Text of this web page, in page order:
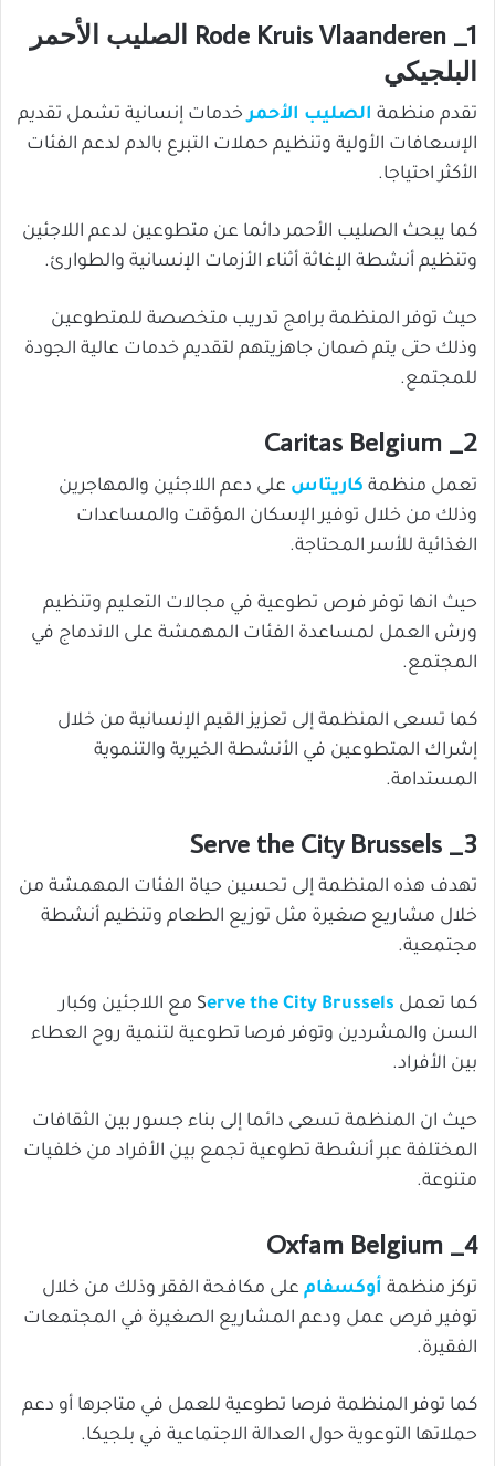
1_ Rode Kruis Vlaanderen الصليب الأحمر
البلجيكي
تقدم منظمة الصليب الأحمرخدمات إنسانية تشمل تقديم
الإسعافات الأولية وتنظيم حملات التبرع بالدم لدعم الفئات
الأكثر احتياجا.
كما يبحث الصليب الأحمر دائما عن متطوعين لدعم اللاجئين
وتنظيم أنشطة الإغاثة أثناء الأزمات الإنسانية والطوارئ.
حيث توفر المنظمة برامج تدريب متخصصة للمتطوعين
وذلك حتى يتم ضمان جاهزيتهم لتقديم خدمات عالية الجودة
للمجتمع.
2_ Caritas Belgium
تعمل منظمة كاريتاس على دعم اللاجئين والمهاجرين
وذلك من خلال توفير الإسكان المؤقت والمساعدات
الغذائية للأسر المحتاجة.
حيث انها توفر فرص تطوعية في مجالات التعليم وتنظيم
ورش العمل لمساعدة الفئات المهمشة على الاندماج في
المجتمع.
كما تسعى المنظمة إلى تعزيز القيم الإنسانية من خلال
إشراك المتطوعين في الأنشطة الخيرية والتنموية
المستدامة.
3_ Serve the City Brussels
تهدف هذه المنظمة إلى تحسين حياة الفئات المهمشة من
خلال مشاريع صغيرة مثل توزيع الطعام وتنظيم أنشطة
مجتمعية.
كما تعمل S erve the City Brussels
مع اللاجئين وكبار
السن والمشردين وتوفر فرصا تطوعية لتنمية روح العطاء
بين الأفراد.
حيث ان المنظمة تسعى دائما إلى بناء جسور بين الثقافات
المختلفة عبر أنشطة تطوعية تجمع بين الأفراد من خلفيات
متنوعة.
4_ Oxfam Belgium
تركز منظمة أوكسفام على مكافحة الفقر وذلك من خلال
توفير فرص عمل ودعم المشاريع الصغيرة في المجتمعات
الفقيرة.
كما توفر المنظمة فرصا تطوعية للعمل في متاجرها أو دعم
حملاتها التوعوية حول العدالة الاجتماعية في بلجيكا.